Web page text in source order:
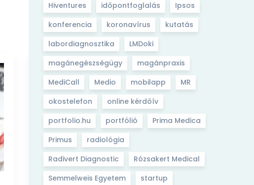
Hiventures
időpontfoglalás
Ipsos
konferencia
koronavírus
kutatás
labordiagnosztika
LMDoki
magánegészségügy
magánpraxis
MediCall
Medio mobilapp
MR
okostelefon
online kérdőív
portfolio.hu
portfólió
Prima Medica
Primus
radiológia
Radivert Diagnostic
Rózsakert Medical
Semmelweis Egyetem
startup